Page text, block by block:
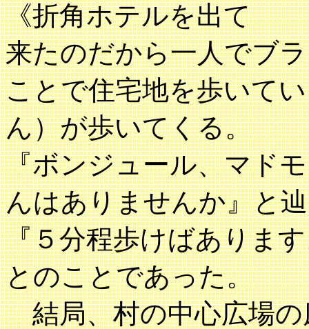
《折角ホテルを出て
来たのだから一人でブ
ことで住宅地を歩いて
ん）が歩いてくる。
『ボンジュール、マド
んはありませんか』と
『５分程歩けばありま
とのことであった。
結局、村の中心広場の